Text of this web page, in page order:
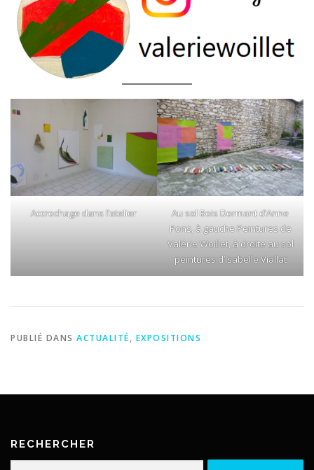
Accrochage dans l’atelier
Au sol Bois Dormant d’Anne
Pons, à gauche Peintures de
Valérie Woillet, à droite au sol
peintures d’Isabelle Viallat
PUBLIÉ DANS ACTUALITÉ, EXPOSITIONS
RECHERCHER